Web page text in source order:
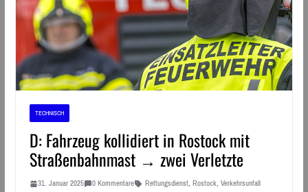
TECHNISCH
D: Fahrzeug kollidiert in Rostock mit
Straßenbahnmast → zwei Verletzte
31. Januar 2025 0 Kommentare Rettungsdienst, Rostock, Verkehrsunfall